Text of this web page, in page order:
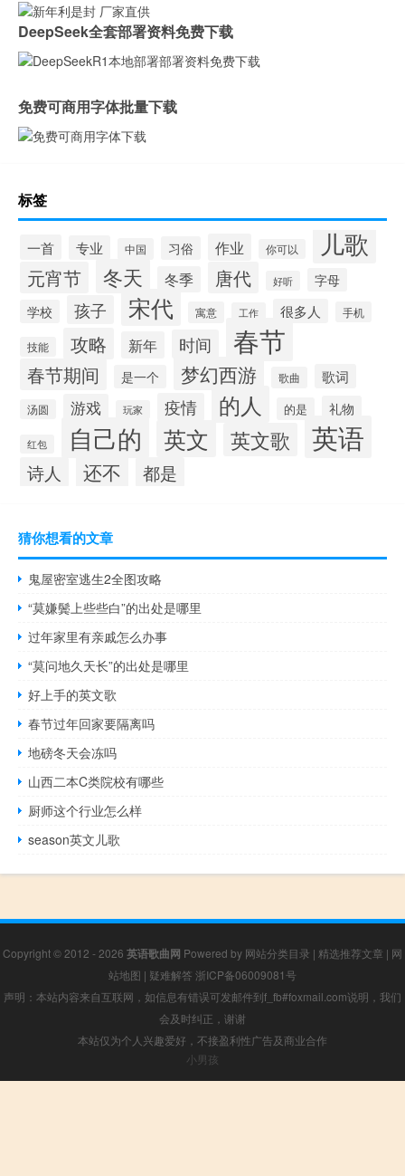
DeepSeek全套部署资料免费下载
免费可商用字体批量下载
标签
一首 专业 中国 习俗 作业 你可以 儿歌
元宵节 冬天 冬季 唐代 好听
字母
学校
孩子 宋代 寓意 工作 很多人 手机
技能 攻略 新年 时间 春节
春节期间 是一个 梦幻西游 歌曲 歌词
汤圆 游戏 玩家 疫情 的人 的是 礼物
红包 自己的 英文 英文歌 英语
诗人 还不 都是
猜你想看的文章
鬼屋密室逃生2全图攻略
“莫嫌鬓上些些白”的出处是哪里
过年家里有亲戚怎么办事
“莫问地久天长”的出处是哪里
好上手的英文歌
春节过年回家要隔离吗
地磅冬天会冻吗
山西二本C类院校有哪些
厨师这个行业怎么样
season英文儿歌
Copyright © 2012 - 2026 英语歌曲网 Powered by 网站分类目录 | 精选推荐文章 | 网
站地图 | 疑难解答 浙ICP备06009081号
声明：本站内容来自互联网，如信息有错误可发邮件到f_fb#foxmail.com说明，我们
会及时纠正，谢谢
本站仅为个人兴趣爱好，不接盈利性广告及商业合作
小男孩